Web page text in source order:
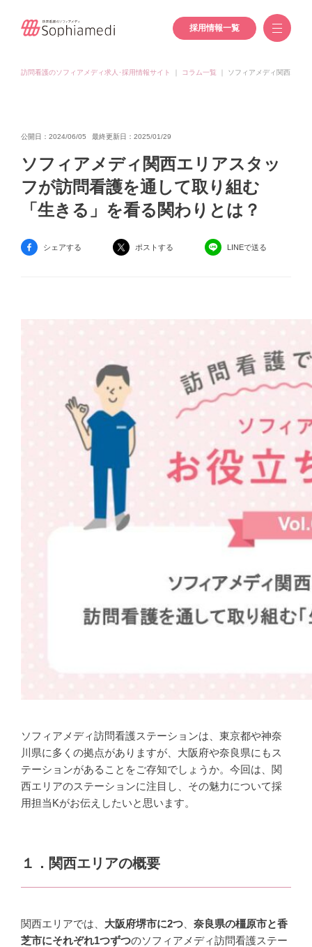
採用情報一覧
訪問看護のソフィアメディ求人･採用情報サイト コラム一覧 ソフィアメディ関西エリ
公開日：2024/06/05 最終更新日：2025/01/29
ソフィアメディ関西エリアスタッ
フが訪問看護を通して取り組む
「生きる」を看る関わりとは？
シェアする ポストする LINEで送る
ソフィアメディ訪問看護ステーションは、東京都や神奈
川県に多くの拠点がありますが、大阪府や奈良県にもス
テーションがあることをご存知でしょうか。今回は、関
西エリアのステーションに注目し、その魅力について採
用担当Kがお伝えしたいと思います。
１．関西エリアの概要
関西エリアでは、 大阪府堺市に2つ
奈良県の橿原市と香
芝市にそれぞれ1つずつのソフィアメディ訪問看護ステー